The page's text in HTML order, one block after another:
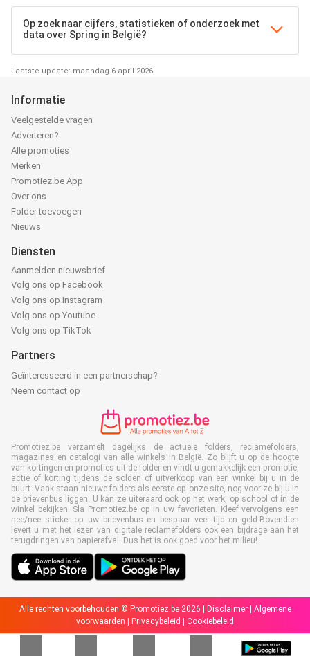
Op zoek naar cijfers, statistieken of onderzoek met
data over Spring in België?
Laatste update: maandag 6 april 2026
Informatie
Veelgestelde vragen
Adverteren?
Alle promoties
Merken
Promotiez.be App
Over ons
Folder toevoegen
Nieuws
Diensten
Aanmelden nieuwsbrief
Volg ons op Facebook
Volg ons op Instagram
Volg ons op Youtube
Volg ons op TikTok
Partners
Geïnteresseerd in een partnerschap?
Neem contact op
Promotiez.be verzamelt dagelijks de actuele folders, reclamefolders,
magazines en catalogi van alle winkels in België. Zo blijft u op de hoogte
van kortingen en promoties uit de folder en vindt u gemakkelijk een promotie,
actie of korting tijdens de solden of uitverkoop van een winkel bij u in de
buurt. Vaak staan nieuwe folders als eerste op onze site, nog voor ze bij u in
de brievenbus liggen. U kan ze uiteraard ook op het werk, op school of in de
winkel bekijken. Sla Promotiez.be op in uw favorieten. Kleef vervolgens een
nee/nee sticker op uw brievenbus en bespaar veel tijd en geld.Bovendien
levert u met het lezen van digitale reclamefolders ook een bijdrage aan het
terugdringen van papierafval. Dus het is ook goed voor het milieu!
Alle rechten voorbehouden © Promotiez.be 2026 | Disclaimer| Algemene
voorwaarden | Privacybeleid | Cookiebeleid